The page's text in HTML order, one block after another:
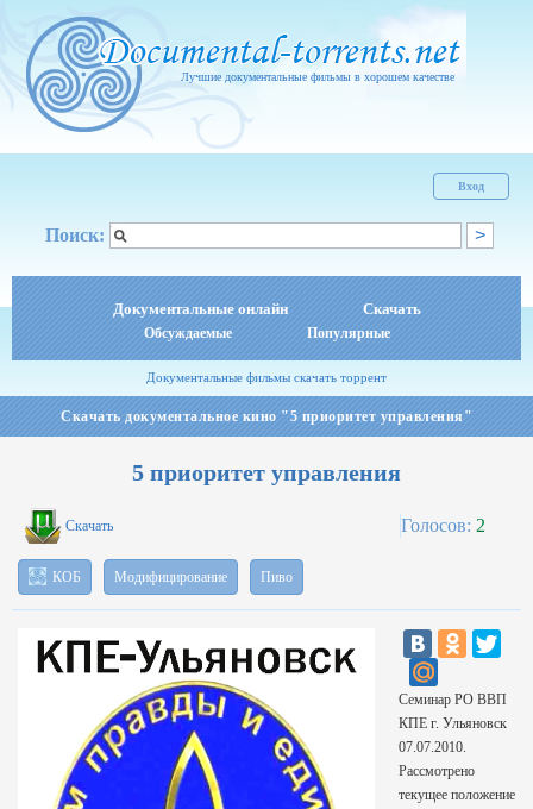
Лучшие документальные фильмы в хорошем качестве
Вход
Поиск:
Документальные онлайн Скачать
Обсуждаемые Популярные
Документальные фильмы скачать торрент
Скачать документальное кино "5 приоритет управления"
5 приоритет управления
Скачать Голосов: 2
КОБ Модифицирование Пиво
Семинар РО ВВП
КПЕ г. Ульяновск
07.07.2010.
Рассмотрено
текущее положение